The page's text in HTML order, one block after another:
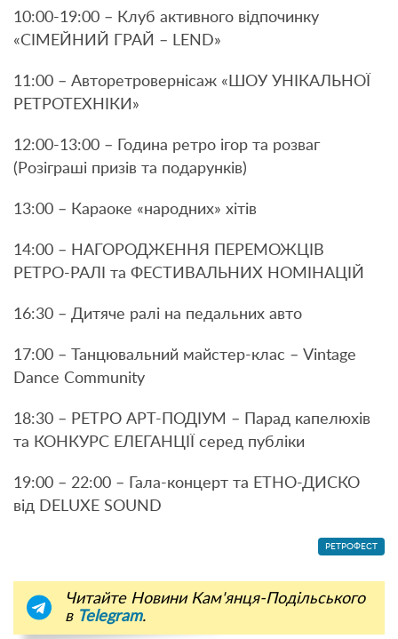
10:00-19:00 – Клуб активного відпочинку
«СІМЕЙНИЙ ГРАЙ – LEND»
11:00 – Авторетровернісаж «ШОУ УНІКАЛЬНОЇ
РЕТРОТЕХНІКИ»
12:00-13:00 – Година ретро ігор та розваг
(Розіграші призів та подарунків)
13:00 – Караоке «народних» хітів
14:00 – НАГОРОДЖЕННЯ ПЕРЕМОЖЦІВ
РЕТРО-РАЛІ та ФЕСТИВАЛЬНИХ НОМІНАЦІЙ
16:30 – Дитяче ралі на педальних авто
17:00 – Танцювальний майстер-клас – Vintage
Dance Community
18:30 – РЕТРО АРТ-ПОДІУМ – Парад капелюхів
та КОНКУРС ЕЛЕГАНЦІЇ серед публіки
19:00 – 22:00 – Гала-концерт та ЕТНО-ДИСКО
від DELUXE SOUND
РЕТРОФЕСТ
Читайте Новини Кам'янця-Подільського
в Telegram.